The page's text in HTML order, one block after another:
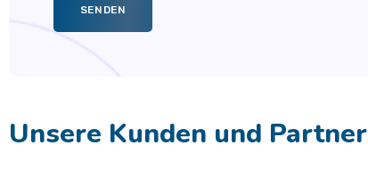
Unsere Kunden und Partner